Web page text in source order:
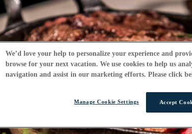
We’d love your help to personalize your experience and
browse for your next vacation. We use cookies to help us
navigation and assist in our marketing efforts. Please click
Accept
Manage Cookie Settings